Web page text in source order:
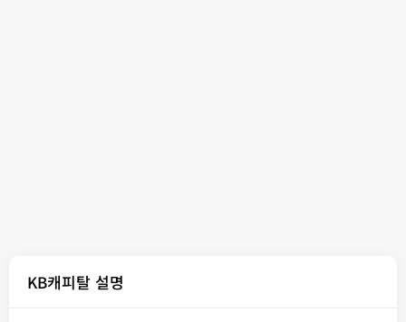
KB캐피탈 설명